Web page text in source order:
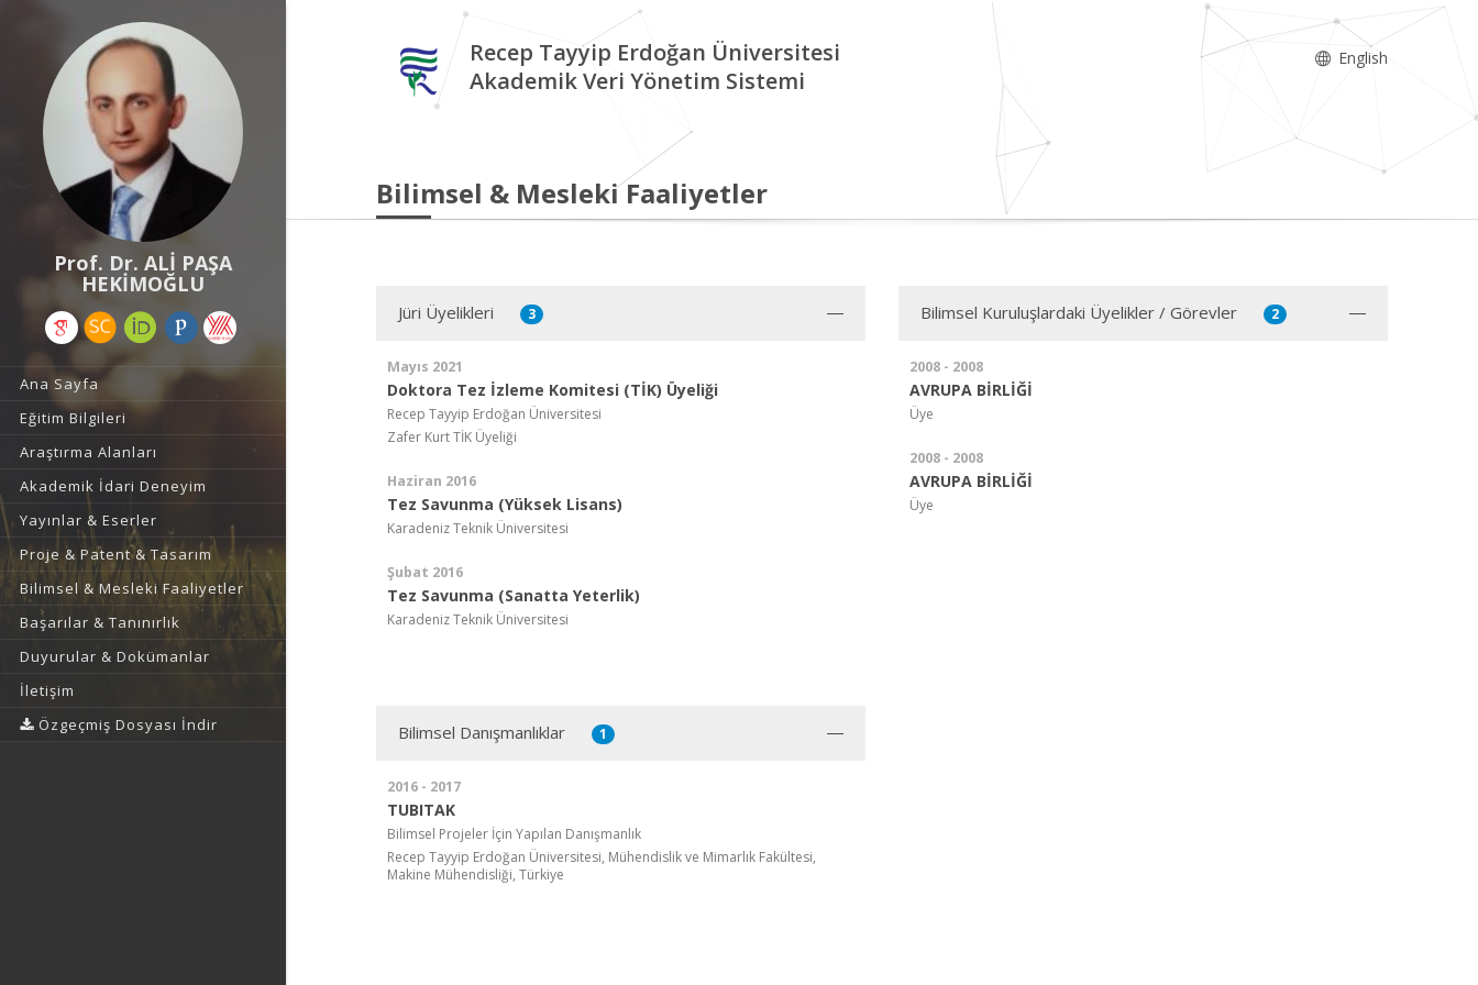
Prof. Dr. ALİ PAŞA
HEKİMOĞLU
Ana Sayfa
Eğitim Bilgileri
Araştırma Alanları
Akademik İdari Deneyim
Yayınlar & Eserler
Proje & Patent & Tasarım
Bilimsel & Mesleki Faaliyetler
Başarılar & Tanınırlık
Duyurular & Dokümanlar
İletişim
Özgeçmiş Dosyası İndir
Recep Tayyip Erdoğan Üniversitesi
Akademik Veri Yönetim Sistemi
English
Bilimsel & Mesleki Faaliyetler
Jüri Üyelikleri 3
Mayıs 2021
Doktora Tez İzleme Komitesi (TİK) Üyeliği
Recep Tayyip Erdoğan Üniversitesi
Zafer Kurt TİK Üyeliği
Haziran 2016
Tez Savunma (Yüksek Lisans)
Karadeniz Teknik Üniversitesi
Şubat 2016
Tez Savunma (Sanatta Yeterlik)
Karadeniz Teknik Üniversitesi
Bilimsel Kuruluşlardaki Üyelikler / Görevler 2
2008 - 2008
AVRUPA BİRLİĞİ
Üye
2008 - 2008
AVRUPA BİRLİĞİ
Üye
Bilimsel Danışmanlıklar 1
2016 - 2017
TUBITAK
Bilimsel Projeler İçin Yapılan Danışmanlık
Recep Tayyip Erdoğan Üniversitesi, Mühendislik ve Mimarlık Fakültesi,
Makine Mühendisliği, Türkiye